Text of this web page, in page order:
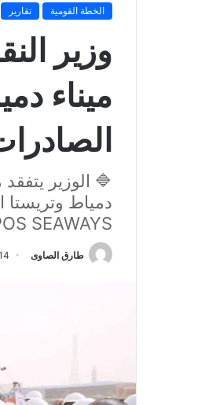
الخطة القومية تقارير
وزير
ميناء
🔷 الوزير
دمياط وتريستا
SEAWAYS
طارق الصاوى 14 فبراير،